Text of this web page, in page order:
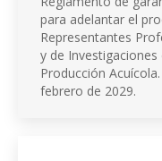
para adelantar el
Representantes
y de
Producción
febrero de 2029.